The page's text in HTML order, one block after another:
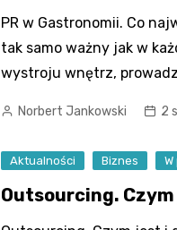
PR w Gastronomii. Co
tak samo ważny jak w
wystroju wnętrz,
Norbert Jankowski 2
Aktualności Biznes
Outsourcing.